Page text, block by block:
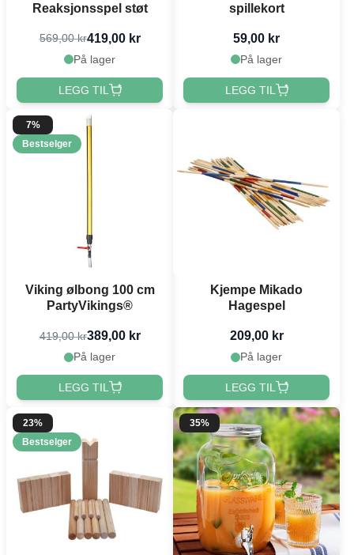
Reaksjonsspel støt
569,00 kr419,00 kr
På lager
LEGG TIL
spillekort
59,00 kr
På lager
LEGG TIL
7%
Bestselger
Viking ølbong 100 cm
PartyVikings®
419,00 kr389,00 kr
På lager
LEGG TIL
Kjempe Mikado
Hagespel
209,00 kr
På lager
LEGG TIL
23%
Bestselger
35%